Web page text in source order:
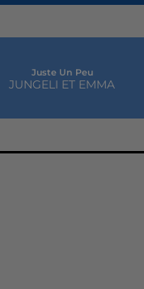
Juste Un Peu
JUNGELI ET EMMA